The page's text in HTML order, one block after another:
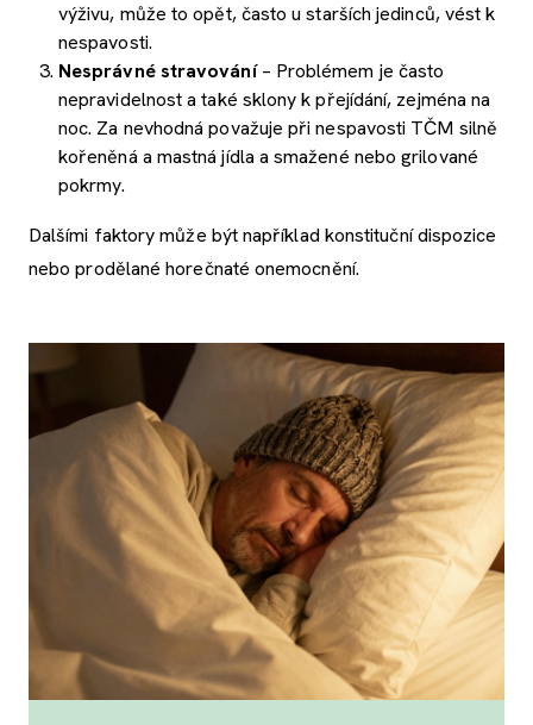
výživu, může to opět, často u starších jedinců, vést k
nespavosti.
Nesprávné stravování– Problémem je často
nepravidelnost a také sklony k přejídání, zejména na
noc. Za nevhodná považuje při nespavosti TČM silně
kořeněná a mastná jídla a smažené nebo grilované
pokrmy.
Dalšími faktory může být například konstituční dispozice
nebo prodělané horečnaté onemocnění.